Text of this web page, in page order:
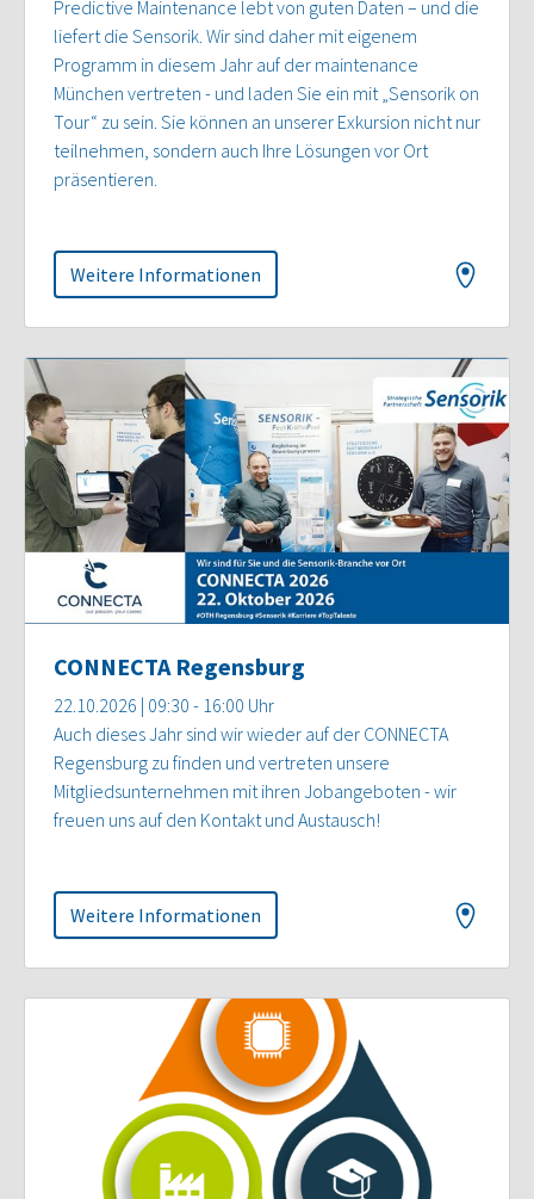
Predictive Maintenance lebt von guten Daten – und die
liefert die Sensorik. Wir sind daher mit eigenem
Programm in diesem Jahr auf der maintenance
München vertreten - und laden Sie ein mit „Sensorik on
Tour“ zu sein. Sie können an unserer Exkursion nicht nur
teilnehmen, sondern auch Ihre Lösungen vor Ort
präsentieren.
Weitere Informationen
CONNECTA Regensburg
22.10.2026 | 09:30 - 16:00 Uhr
Auch dieses Jahr sind wir wieder auf der CONNECTA
Regensburg zu finden und vertreten unsere
Mitgliedsunternehmen mit ihren Jobangeboten - wir
freuen uns auf den Kontakt und Austausch!
Weitere Informationen